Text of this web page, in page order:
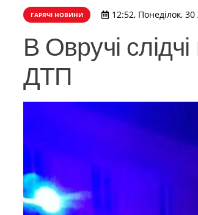
ГАРЯЧІ НОВИНИ 12:52, Понеділок,
В Овручі
ДТП